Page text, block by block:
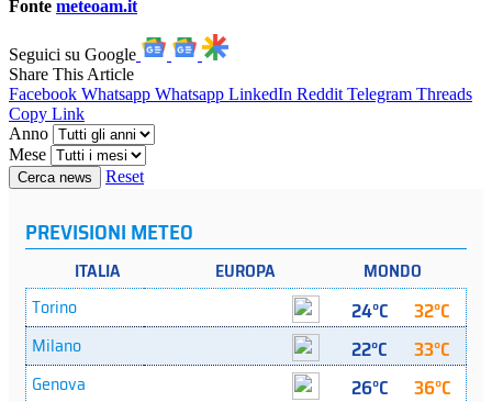
Fonte meteoam.it
Seguici su Google
Share This Article
Facebook Whatsapp Whatsapp LinkedIn Reddit Telegram Threads
Copy Link
Anno
Mese
Cerca news Reset